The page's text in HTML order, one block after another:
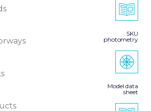
SKU
photometry
Model data
sheet